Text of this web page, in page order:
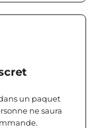
un paquet
ne saura